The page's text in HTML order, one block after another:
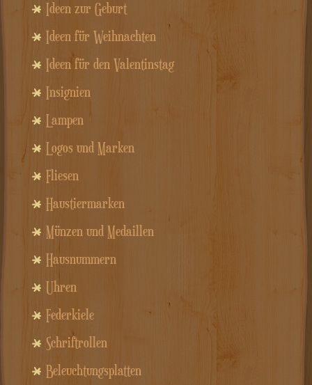
Ideen zur Geburt
Ideen für Weihnachten
Ideen für den Valentinstag
Insignien
Lampen
Logos und Marken
Fliesen
Haustiermarken
Münzen und Medaillen
Hausnummern
Uhren
Federkiele
Schriftrollen
Beleuchtungsplatten